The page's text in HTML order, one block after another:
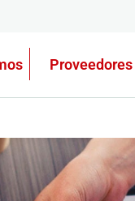
Proveedores